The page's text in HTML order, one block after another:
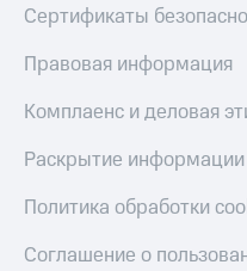
Сертификаты
Правовая информация
Комплаенс и деловая
Раскрытие информации
Политика обработки
Соглашение о